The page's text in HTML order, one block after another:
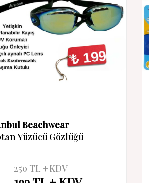
Beachwear
Yüzücü Gözlüğü
250TL KDV